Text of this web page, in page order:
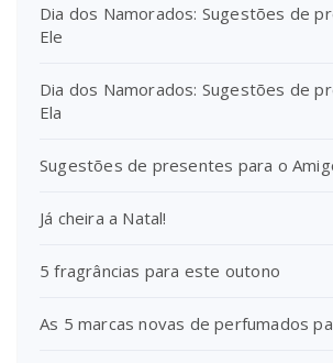
Dia dos Namorados: Sugestões de
Ele
Dia dos Namorados: Sugestões de
Ela
Sugestões de presentes para o
Já cheira a Natal!
5 fragrâncias para este outono
As 5 marcas novas de perfumados